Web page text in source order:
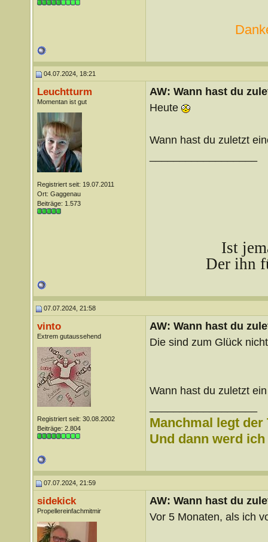
04.07.2024, 18:21
Leuchtturm
Momentan ist gut
Registriert seit: 19.07.2011
Ort: Gaggenau
Beiträge: 1.573
AW: Wann hast du
Heute
Wann hast du zuletzt
Ist
Der ihn
07.07.2024, 21:58
vinto
Extrem gutaussehend
Registriert seit: 30.08.2002
Beiträge: 2.804
AW: Wann hast du
Die sind zum Glück
Wann hast du zuletzt
Manchmal legt
Und dann werd
07.07.2024, 21:59
sidekick
Propellereinfachmitmir
AW: Wann hast du
Vor 5 Monaten, als ich